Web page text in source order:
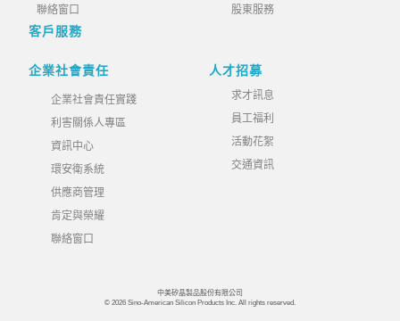
聯絡窗口
客戶服務
股東服務
企業社會責任
企業社會責任實踐
利害關係人專區
資訊中心
環安衛系統
供應商管理
肯定與榮耀
聯絡窗口
人才招募
求才訊息
員工福利
活動花絮
交通資訊
中美矽晶製品股份有限公司
© 2026 Sino-American Silicon Products Inc. All rights reserved.